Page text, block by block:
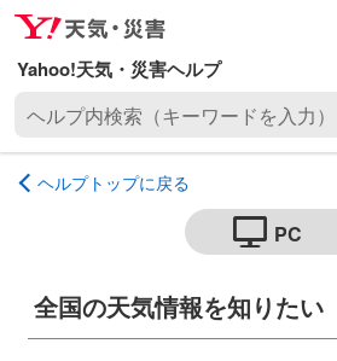
ナ
ビ
ゲ
ー
ョ
ン
プ
メ
イ
ン
コ
テ
ン
ッ
プ
内
ー
ヘルプトップに戻る
PC
全国の天気情報を知りたい